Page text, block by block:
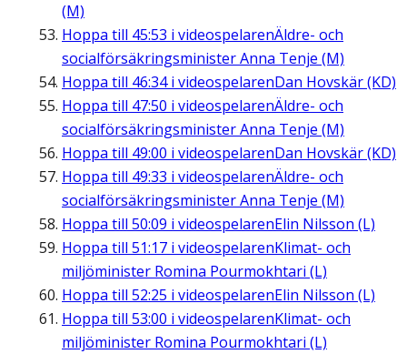
(M)
Hoppa till 45:53 i videospelarenÄldre- och
socialförsäkringsminister Anna Tenje (M)
Hoppa till 46:34i videospelarenDan Hovskär (KD)
Hoppa till 47:50 i videospelarenÄldre- och
socialförsäkringsminister Anna Tenje (M)
Hoppa till 49:00 i videospelarenDan Hovskär (KD)
Hoppa till 49:33 i videospelarenÄldre- och
socialförsäkringsminister Anna Tenje (M)
Hoppa till 50:09 i videospelarenElin Nilsson (L)
Hoppa till 51:17 i videospelarenKlimat- och
miljöminister Romina Pourmokhtari (L)
Hoppa till 52:25 i videospelarenElin Nilsson (L)
Hoppa till 53:00 i videospelarenKlimat- och
miljöminister Romina Pourmokhtari (L)